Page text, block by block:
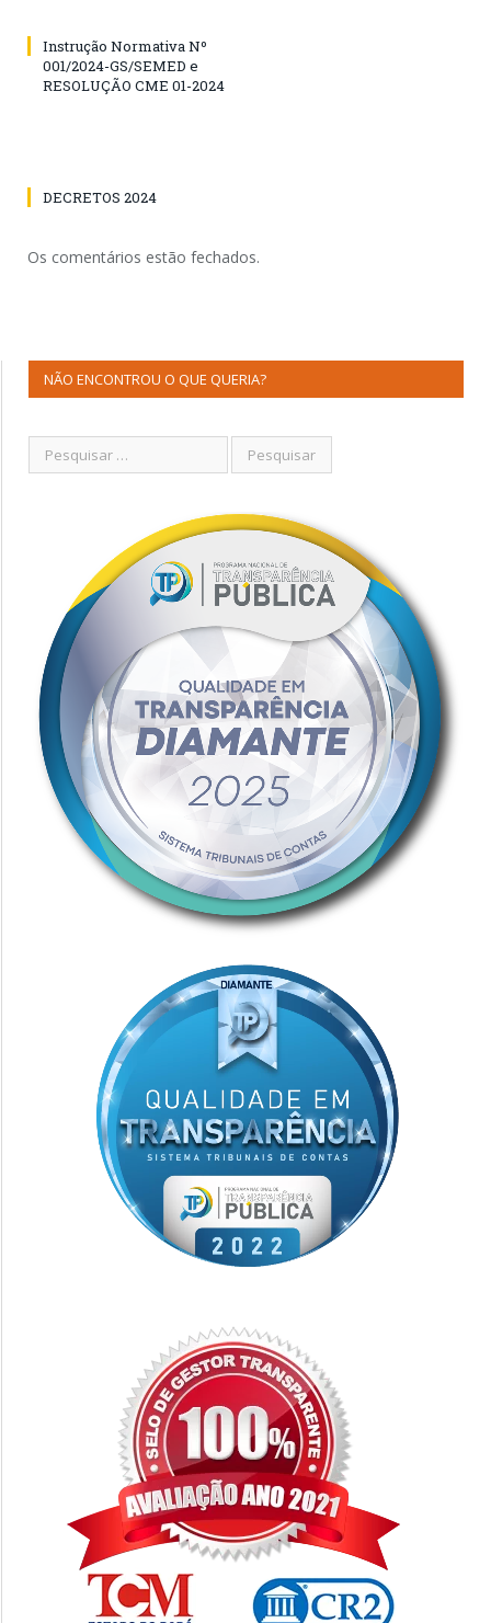
Instrução Normativa Nº
001/2024-GS/SEMED e
RESOLUÇÃO CME 01-2024
DECRETOS 2024
Os comentários estão fechados.
NÃO ENCONTROU O QUE QUERIA?